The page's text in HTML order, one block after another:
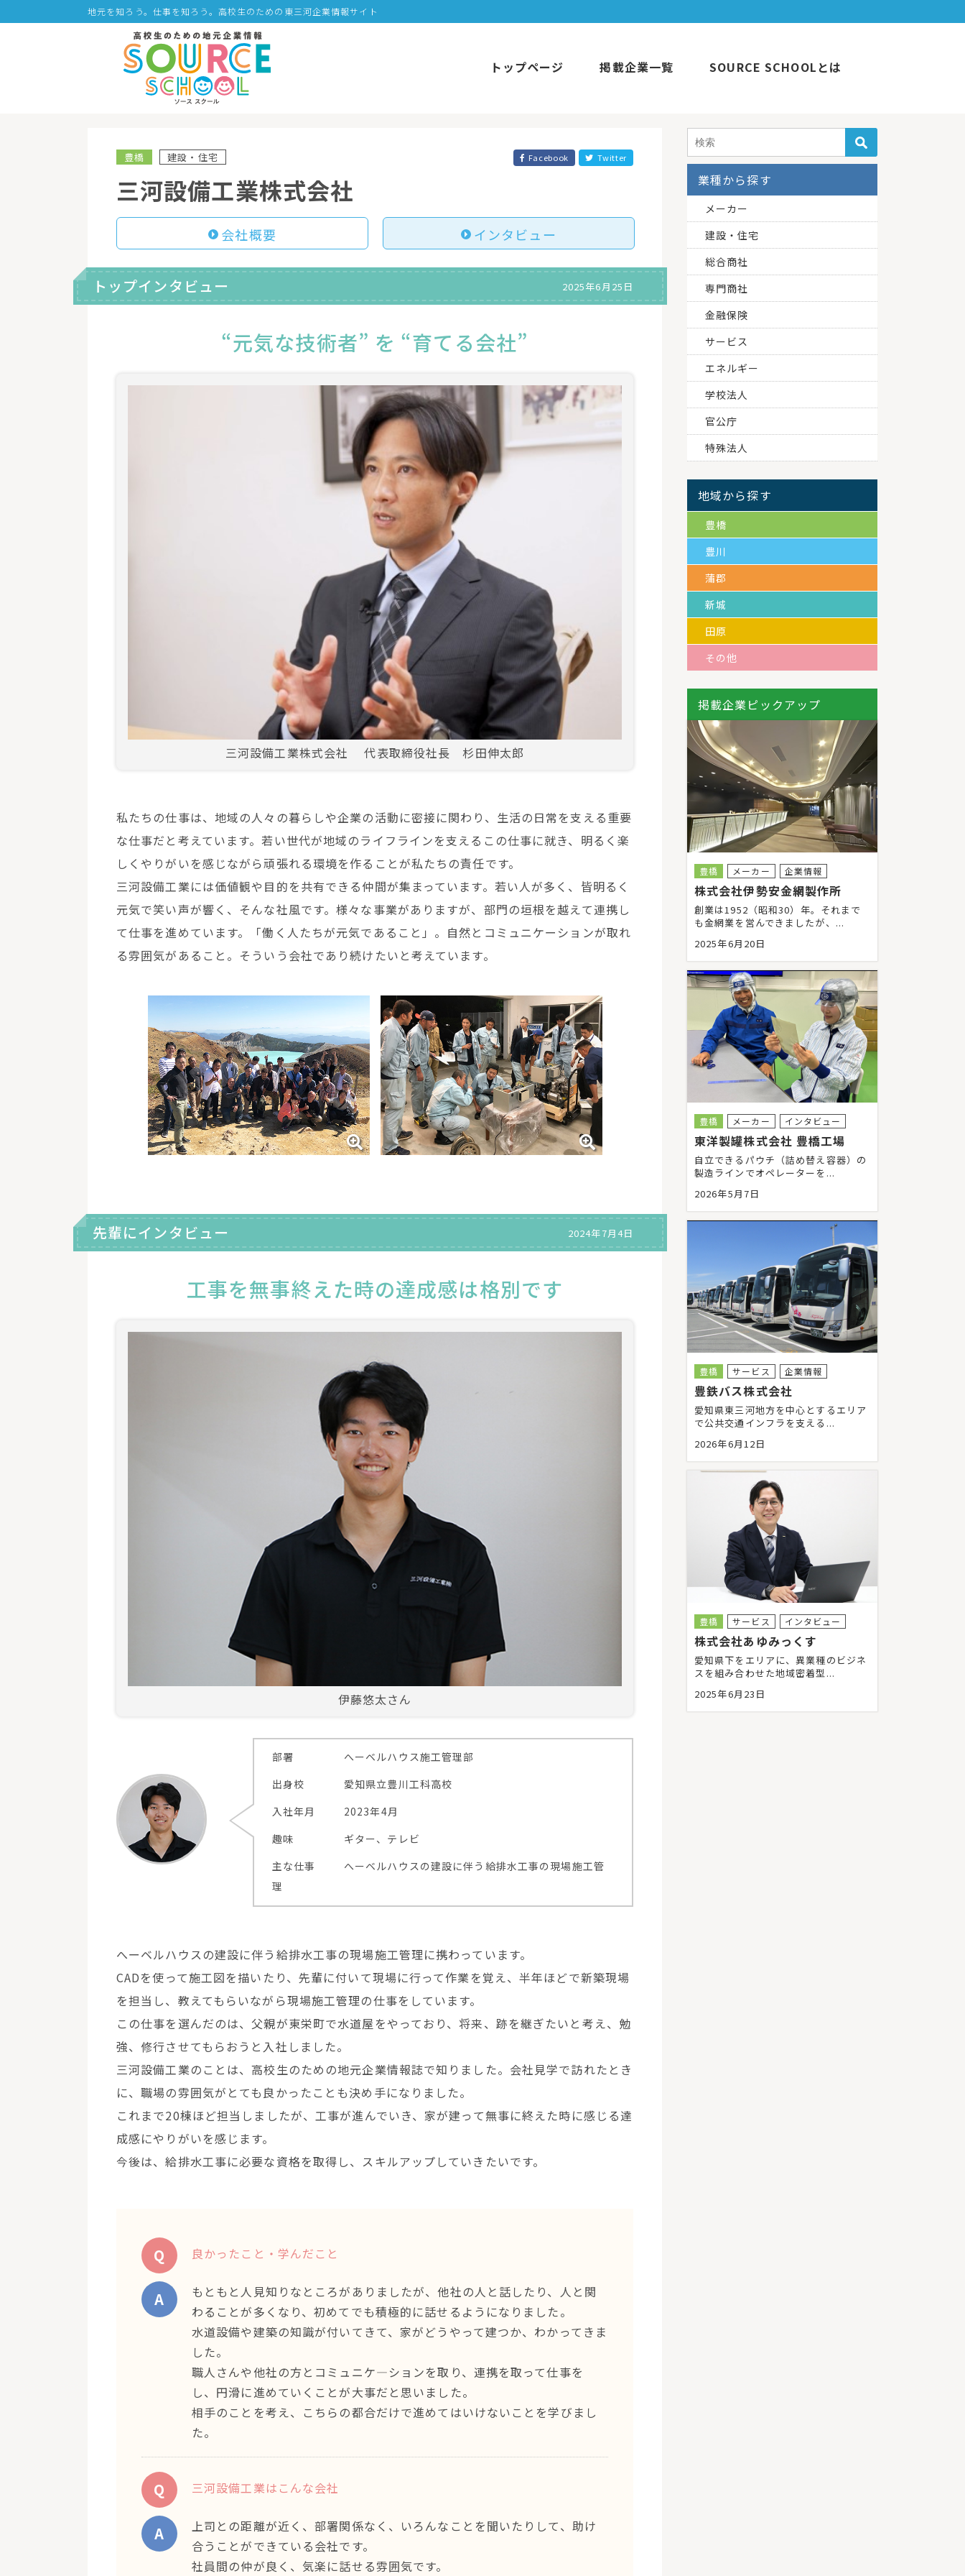
地元を知ろう。仕事を知ろう。高校生のための東三河企業情報サイト
トップページ 掲載企業一覧 SOURCE SCHOOLとは
豊橋 建設・住宅 Facebook Twitter
三河設備工業株式会社
会社概要 インタビュー
トップインタビュー 2025年6月25日
“元気な技術者” を “育てる会社”
三河設備工業株式会社 代表取締役社長 杉田伸太郎
私たちの仕事は、地域の人々の暮らしや企業の活動に密接に関わり、生活の日常を支える重要
な仕事だと考えています。若い世代が地域のライフラインを支えるこの仕事に就き、明るく楽
しくやりがいを感じながら頑張れる環境を作ることが私たちの責任です。
三河設備工業には価値観や目的を共有できる仲間が集まっています。若い人が多く、皆明るく
元気で笑い声が響く、そんな社風です。様々な事業がありますが、部門の垣根を越えて連携し
て仕事を進めています。「働く人たちが元気であること」。自然とコミュニケーションが取れ
る雰囲気があること。そういう会社であり続けたいと考えています。
先輩にインタビュー 2024年7月4日
工事を無事終えた時の達成感は格別です
伊藤悠太さん
部署
へーベルハウス施工管理部
出身校
愛知県立豊川工科高校
入社年月
2023年4月
趣味
ギター、テレビ
主な仕事
へーベルハウスの建設に伴う給排水工事の現場施工管
理
へーベルハウスの建設に伴う給排水工事の現場施工管理に携わっています。
CADを使って施工図を描いたり、先輩に付いて現場に行って作業を覚え、半年ほどで新築現場
を担当し、教えてもらいながら現場施工管理の仕事をしています。
この仕事を選んだのは、父親が東栄町で水道屋をやっており、将来、跡を継ぎたいと考え、勉
強、修行させてもらおうと入社しました。
三河設備工業のことは、高校生のための地元企業情報誌で知りました。会社見学で訪れたとき
に、職場の雰囲気がとても良かったことも決め手になりました。
これまで20棟ほど担当しましたが、工事が進んでいき、家が建って無事に終えた時に感じる達
成感にやりがいを感じます。
今後は、給排水工事に必要な資格を取得し、スキルアップしていきたいです。
Q 良かったこと・学んだこと
A
もともと人見知りなところがありましたが、他社の人と話したり、人と関
わることが多くなり、初めてでも積極的に話せるようになりました。
水道設備や建築の知識が付いてきて、家がどうやって建つか、わかってきま
した。
職人さんや他社の方とコミュニケ―ションを取り、連携を取って仕事を
し、円滑に進めていくことが大事だと思いました。
相手のことを考え、こちらの都合だけで進めてはいけないことを学びまし
た。
Q 三河設備工業はこんな会社
A
上司との距離が近く、部署関係なく、いろんなことを聞いたりして、助け
合うことができている会社です。
社員間の仲が良く、気楽に話せる雰囲気です。
業種から探す
メーカー
建設・住宅
総合商社
専門商社
金融保険
サービス
エネルギー
学校法人
官公庁
特殊法人
地域から探す
豊橋
豊川
蒲郡
新城
田原
その他
掲載企業ピックアップ
豊橋 メーカー 企業情報
株式会社伊勢安金網製作所
創業は1952（昭和30）年。それまで
も金網業を営んできましたが、...
2025年6月20日
豊橋 メーカー インタビュー
東洋製罐株式会社 豊橋工場
自立できるパウチ（詰め替え容器）の
製造ラインでオペレーターを...
2026年5月7日
豊橋 サービス 企業情報
豊鉄バス株式会社
愛知県東三河地方を中心とするエリア
で公共交通インフラを支える...
2026年6月12日
豊橋 サービス インタビュー
株式会社あゆみっくす
愛知県下をエリアに、異業種のビジネ
スを組み合わせた地域密着型...
2025年6月23日